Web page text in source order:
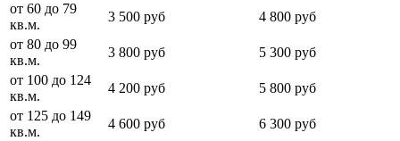
от 60 до 79
кв.м.
3 500 руб
4 800 руб
от 80 до 99
кв.м.
3 800 руб
5 300 руб
от 100 до 124
кв.м.
4 200 руб
5 800 руб
от 125 до 149
кв.м.
4 600 руб
6 300 руб